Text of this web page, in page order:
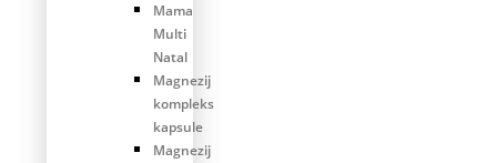
Mama
Multi
Natal
Magnezij
kompleks
kapsule
Magnezij